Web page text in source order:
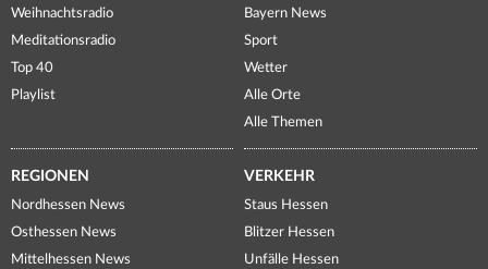
Weihnachtsradio
Meditationsradio
Top 40
Playlist
Bayern News
Sport
Wetter
Alle Orte
Alle Themen
REGIONEN
Nordhessen News
Osthessen News
Mittelhessen News
VERKEHR
Staus Hessen
Blitzer Hessen
Unfälle Hessen